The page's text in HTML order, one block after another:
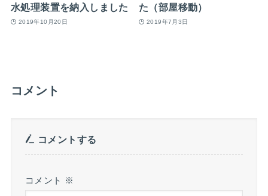
水処理装置を納入しました
2019年10月20日
た（部屋移動）
2019年7月3日
コメント
コメントする
コメント ※